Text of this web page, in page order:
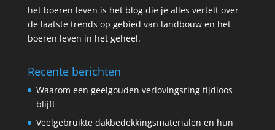
het boeren leven is het blog die je alles vertelt over
de laatste trends op gebied van landbouw en het
boeren leven in het geheel.
Recente berichten
Waarom een geelgouden verlovingsring tijdloos
blijft
Veelgebruikte dakbedekkingsmaterialen en hun